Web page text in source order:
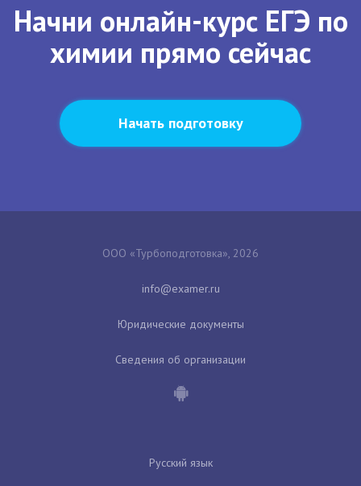
Начни онлайн-курс ЕГЭ по
химии прямо сейчас
Начать подготовку
ООО «Турбоподготовка», 2026
Юридические документы
Сведения об организации
Русский язык